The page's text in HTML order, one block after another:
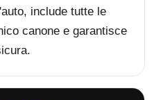
include tutte le
canone e garantisce